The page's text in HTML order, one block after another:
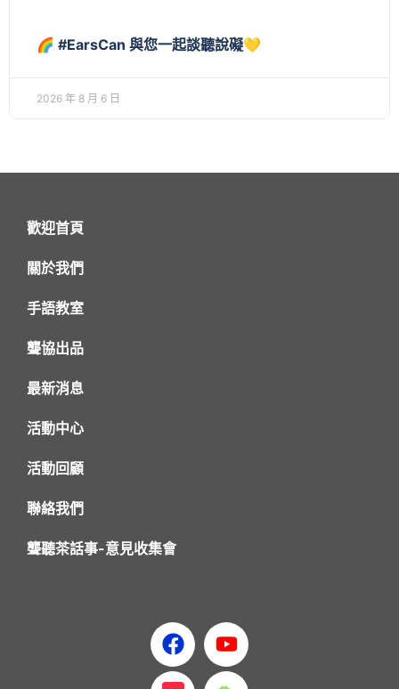
🌈 #EarsCan 與您一起談聽說礙💛
2026 年 8 月 6 日
歡迎首頁
關於我們
手語教室
聾協出品
最新消息
活動中心
活動回顧
聯絡我們
聾聽茶話事-意見收集會